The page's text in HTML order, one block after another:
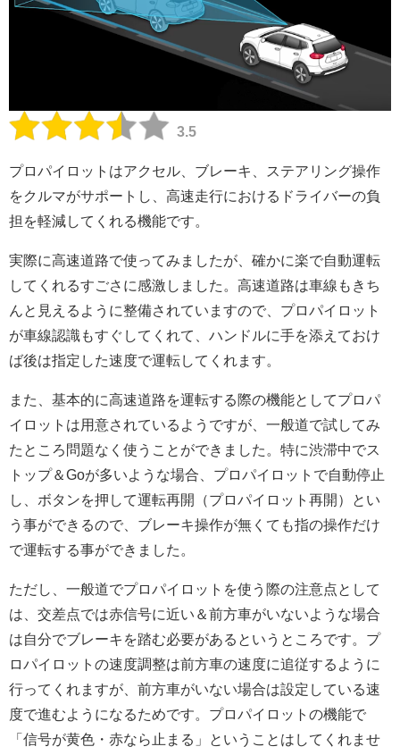
3.5
プロパイロットはアクセル、ブレーキ、ステアリング操作
をクルマがサポートし、高速走行におけるドライバーの負
担を軽減してくれる機能です。
実際に高速道路で使ってみましたが、確かに楽で自動運転
してくれるすごさに感激しました。高速道路は車線もきち
んと見えるように整備されていますので、プロパイロット
が車線認識もすぐしてくれて、ハンドルに手を添えておけ
ば後は指定した速度で運転してくれます。
また、基本的に高速道路を運転する際の機能としてプロパ
イロットは用意されているようですが、一般道で試してみ
たところ問題なく使うことができました。特に渋滞中でス
トップ＆Goが多いような場合、プロパイロットで自動停止
し、ボタンを押して運転再開（プロパイロット再開）とい
う事ができるので、ブレーキ操作が無くても指の操作だけ
で運転する事ができました。
ただし、一般道でプロパイロットを使う際の注意点として
は、交差点では赤信号に近い＆前方車がいないような場合
は自分でブレーキを踏む必要があるというところです。プ
ロパイロットの速度調整は前方車の速度に追従するように
行ってくれますが、前方車がいない場合は設定している速
度で進むようになるためです。プロパイロットの機能で
「信号が黄色・赤なら止まる」ということはしてくれませ